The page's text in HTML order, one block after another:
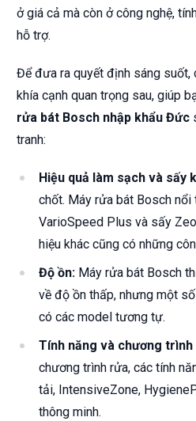
ở giá cả mà còn ở công nghệ,
hỗ trợ.
Để đưa ra quyết định sáng suốt,
khía cạnh quan trọng sau, giúp
rửa bát Bosch nhập khẩu Đức
tranh:
Hiệu quả làm sạch và sấy
chốt. Máy rửa bát Bosch
VarioSpeed Plus và sấy
hiệu khác cũng có những
Độ ồn: Máy rửa bát Bosch
về độ ồn thấp, nhưng một
có các model tương tự.
Tính năng và chương trình
chương trình rửa, các tính
tải, IntensiveZone,
thông minh.